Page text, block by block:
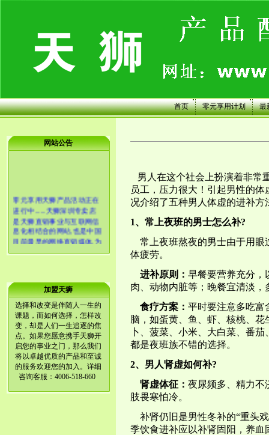
首页 零元享用计划 最
网站公告
零元享用天狮产品活动正在
进行中......天狮深圳专卖店
是天狮直销事业与互联网信
息化相结合的网站,也是中国
目前最早的网络直销媒体,为
诚邀您的加盟、共创辉煌!天
狮专卖店为广大消费者提供
专业的优质服务，提供送货
上门、货到付款业务。国内
统一产品订购客服热线：
4006-518-660
加盟天狮
选择和改变是伴随人一生的
课题，而如何选择，怎样改
变，却是人们一生追逐的焦
点。如果您愿意携手天狮开
启您的事业之门，那么我们
将以卓越优质的产品和至诚
的服务欢迎您的加入。详细
咨询客服：4006-518-660
男人在这个社会上扮演着非常
员工，压力很大！引起男性的
况介绍了五种男人体虚的进补方
1、常上夜班的男士怎么补?
常上夜班熬夜的男士由于用眼
体疲劳。
进补原则： 早餐要营养充分，
肉、动物内脏等；晚餐宜清淡
食疗方案： 平时要注意多吃富
脑，如蛋黄、鱼、虾、核桃、
卜、菠菜、小米、大白菜、番
都是夜班族不错的选择。
2、男人肾虚如何补?
肾虚体征： 夜尿频多、精力不
肢畏寒怕冷。
补肾仍旧是男性冬补的“重头
季饮食进补应以补肾固阳，养血